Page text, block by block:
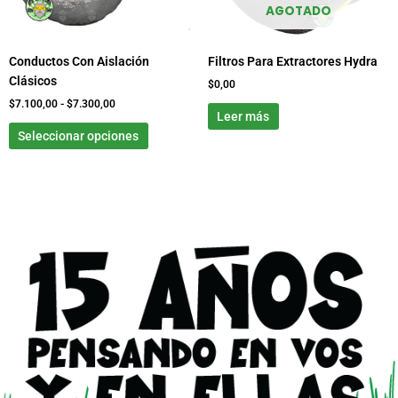
Conductos Con Aislación
Clásicos
$7.100,00 - $7.300,00
Seleccionar opciones
pueden
en
de
AGOTADO
Filtros Para Extractores Hydra
$0,00
Leer más